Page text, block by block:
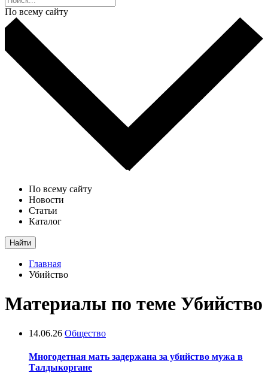
По всему сайту
По всему сайту
Новости
Статьи
Каталог
Найти
Главная
Убийство
Материалы по теме Убийство
14.06.26 Общество
Многодетная мать задержана за убийство мужа в
Талдыкоргане